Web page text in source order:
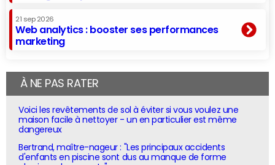
21 sep 2026
Web analytics : booster ses performances
marketing
À NE PAS RATER
Voici les revêtements de sol à éviter si vous voulez une
maison facile à nettoyer - un en particulier est même
dangereux
Bertrand, maître-nageur : "Les principaux accidents
d'enfants en piscine sont dus au manque de forme